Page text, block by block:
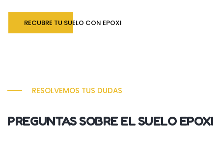
RECUBRE TU SUELO CON EPOXI
RESOLVEMOS TUS DUDAS
PREGUNTAS SOBRE EL SUELO EPOXI